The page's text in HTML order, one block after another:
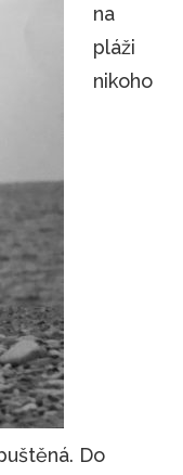
na
pláži
nikoho
Do